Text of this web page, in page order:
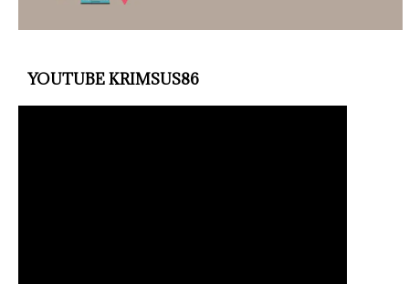
YOUTUBE KRIMSUS86